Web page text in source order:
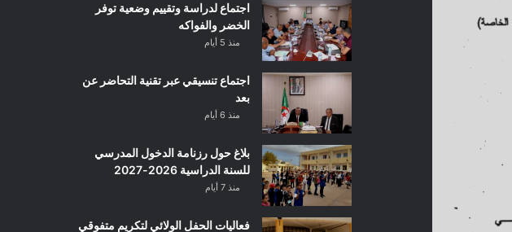
اجتماع لدراسة وتقييم وضعية توفر
الخضر والفواكه
منذ 5 أيام
اجتماع تنسيقي عبر تقنية التحاضر عن
بعد
منذ 6 أيام
بلاغ حول رزنامة الدخول المدرسي
للسنة الدراسية 2026-2027
منذ 7 أيام
فعاليات الحفل الولائي لتكريم متفوقي